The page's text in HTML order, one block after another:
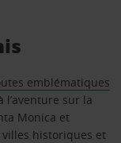
emblématiques
sur la
Monica et
historiques et